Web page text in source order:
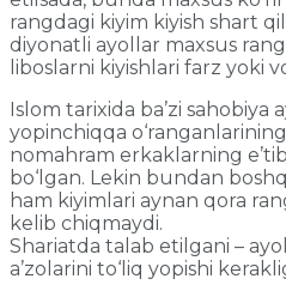
rangdagi kiyim kiyish shart
diyonatli ayollar maxsus
liboslarni kiyishlari farz yoki
Islom tarixida ba’zi sahobiya
yopinchiqqa o‘ranganlarining
nomahram erkaklarning
bo‘lgan. Lekin bundan
ham kiyimlari aynan qora
kelib chiqmaydi.
Shariatda talab etilgani –
a’zolarini to‘liq yopishi